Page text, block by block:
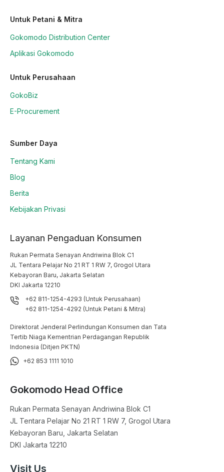
Untuk Petani & Mitra
Gokomodo Distribution Center
Aplikasi Gokomodo
Untuk Perusahaan
GokoBiz
E-Procurement
Sumber Daya
Tentang Kami
Blog
Berita
Kebijakan Privasi
Layanan Pengaduan Konsumen
Rukan Permata Senayan Andriwina Blok C1
JL Tentara Pelajar No 21 RT 1 RW 7, Grogol Utara
Kebayoran Baru, Jakarta Selatan
DKI Jakarta 12210
+62 811-1254-4293 (Untuk Perusahaan)
+62 811-1254-4292 (Untuk Petani & Mitra)
Direktorat Jenderal Perlindungan Konsumen dan Tata
Tertib Niaga Kementrian Perdagangan Republik
Indonesia (Ditjen PKTN)
+62 853 1111 1010
Gokomodo Head Office
Rukan Permata Senayan Andriwina Blok C1
JL Tentara Pelajar No 21 RT 1 RW 7, Grogol Utara
Kebayoran Baru, Jakarta Selatan
DKI Jakarta 12210
Visit Us